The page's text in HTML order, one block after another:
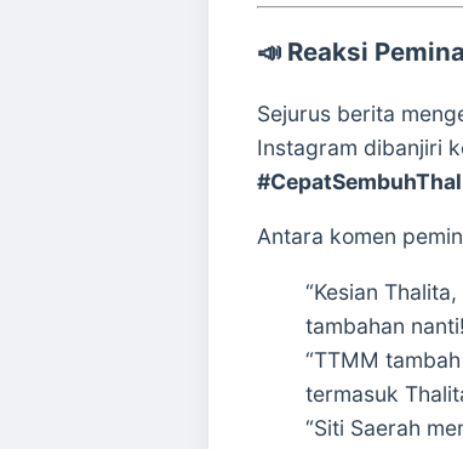
📣 Reaksi
Sejurus berita
Instagram dibanjiri
Antara komen
“Kesian
tambahan
“TTMM
termasuk
“Siti Saerah